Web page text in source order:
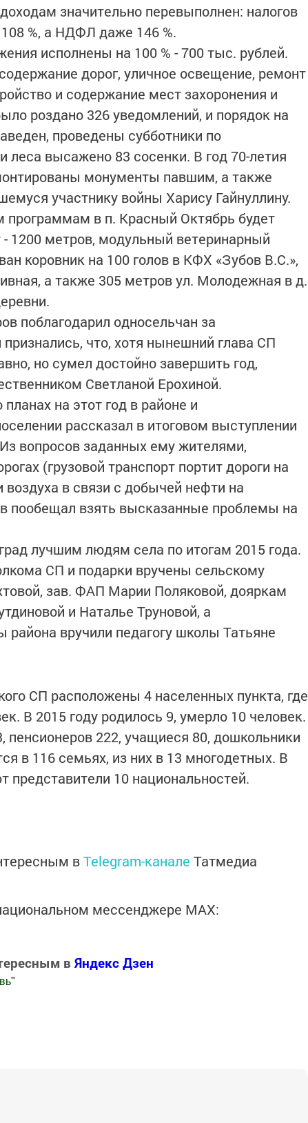
значительно перевыполнен: налогов
%, а НДФЛ даже 146 %.
исполнены на 100 % - 700 тыс. рублей.
дорог, уличное освещение, ремонт
и содержание мест захоронения и
роздано 326 уведомлений, и порядок на
проведены субботники по
леса высажено 83 сосенки. В год 70-летия
монументы павшим, а также
участнику войны Харису Гайнуллину.
программам в п. Красный Октябрь будет
1200 метров, модульный ветеринарный
коровник на 100 голов в КФХ «Зубов В.С.»,
а также 305 метров ул. Молодежная в д.
поблагодарил односельчан за
что, хотя нынешний глава СП
но сумел достойно завершить год,
Светланой Ерохиной.
на этот год в районе и
рассказал в итоговом выступлении
вопросов заданных ему жителями,
(грузовой транспорт портит дороги на
воздуха в связи с добычей нефти на
пообещал взять высказанные проблемы на
лучшим людям села по итогам 2015 года.
СП и подарки вручены сельскому
зав. ФАП Марии Поляковой, дояркам
и Наталье Труновой, а
района вручили педагогу школы Татьяне
СП расположены 4 населенных пункта, где
В 2015 году родилось 9, умерло 10 человек.
пенсионеров 222, учащиеся 80, дошкольники
в 116 семьях, из них в 13 многодетных. В
10 национальностей.
вTelegram-канале Татмедиа
мессенджере MАХ:
в Яндекс Дзен
"